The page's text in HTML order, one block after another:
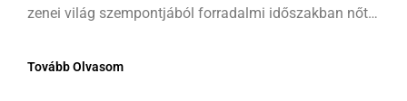
zenei világ szempontjából forradalmi időszakban nőtt
hanem számos új zenei irányzat születését is magával
Tovább Olvasom